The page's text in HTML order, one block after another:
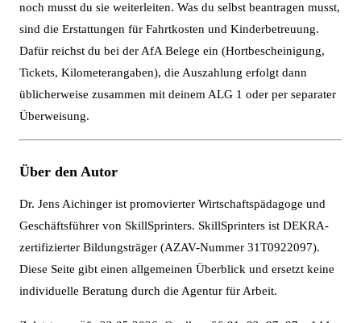
noch musst du sie weiterleiten. Was du selbst beantragen musst,
sind die Erstattungen für Fahrtkosten und Kinderbetreuung.
Dafür reichst du bei der AfA Belege ein (Hortbescheinigung,
Tickets, Kilometerangaben), die Auszahlung erfolgt dann
üblicherweise zusammen mit deinem ALG 1 oder per separater
Überweisung.
Über den Autor
Dr. Jens Aichinger ist promovierter Wirtschaftspädagoge und
Geschäftsführer von SkillSprinters. SkillSprinters ist DEKRA-
zertifizierter Bildungsträger (AZAV-Nummer 31T0922097).
Diese Seite gibt einen allgemeinen Überblick und ersetzt keine
individuelle Beratung durch die Agentur für Arbeit.